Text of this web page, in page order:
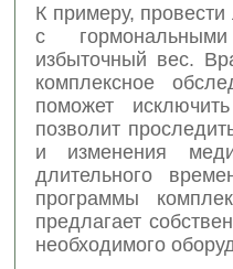
К примеру,
с
избыточный вес.
комплексное
поможет
позволит
и изменения
длительного
программы
предлагает
необходимого